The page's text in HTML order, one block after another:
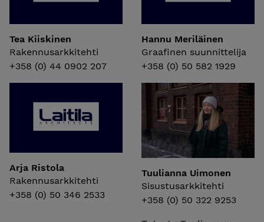
Tea Kiiskinen
Rakennusarkkitehti
+358 (0) 44 0902 207
Hannu Meriläinen
Graafinen suunnittelija
+358 (0) 50 582 1929
Arja Ristola
Rakennusarkkitehti
+358 (0) 50 346 2533
Tuulianna Uimonen
Sisustusarkkitehti
+358 (0) 50 322 9253